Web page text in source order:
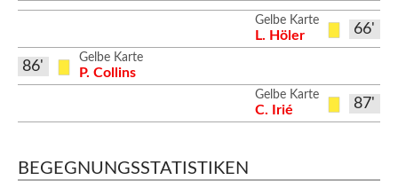
66'
Gelbe Karte
L. Höler
Gelbe Karte
P. Collins
86'
87'
Gelbe Karte
C. Irié
BEGEGNUNGSSTATISTIKEN